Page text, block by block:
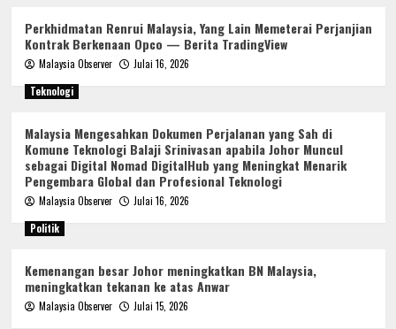
Perkhidmatan Renrui Malaysia, Yang Lain Memeterai Perjanjian
Kontrak Berkenaan Opco — Berita TradingView
Malaysia Observer
Julai 16, 2026
Teknologi
Malaysia Mengesahkan Dokumen Perjalanan yang Sah di
Komune Teknologi Balaji Srinivasan apabila Johor Muncul
sebagai Digital Nomad DigitalHub yang Meningkat Menarik
Pengembara Global dan Profesional Teknologi
Malaysia Observer
Julai 16, 2026
Politik
Kemenangan besar Johor meningkatkan BN Malaysia,
meningkatkan tekanan ke atas Anwar
Malaysia Observer Julai 15, 2026